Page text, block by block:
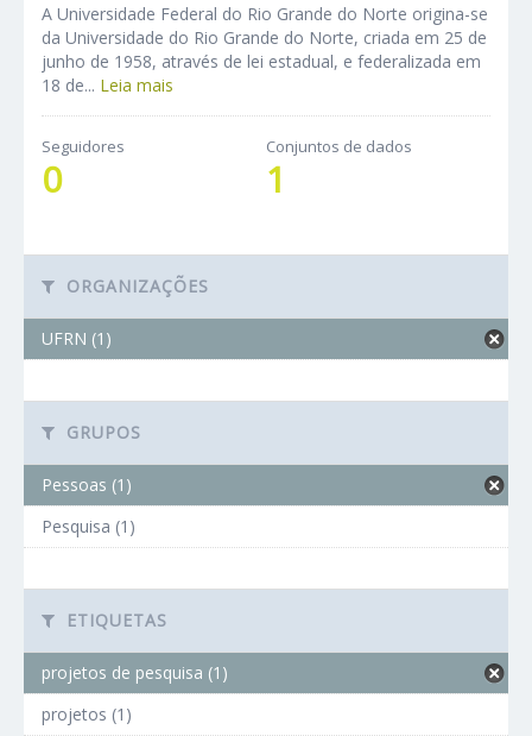
A Universidade Federal do Rio Grande do Norte origina-se
da Universidade do Rio Grande do Norte, criada em 25 de
junho de 1958, através de lei estadual, e federalizada em
18 de... Leia mais
Seguidores
0
Conjuntos de dados
1
ORGANIZAÇÕES
UFRN (1)
GRUPOS
Pessoas (1)
Pesquisa (1)
ETIQUETAS
projetos de pesquisa (1)
projetos (1)